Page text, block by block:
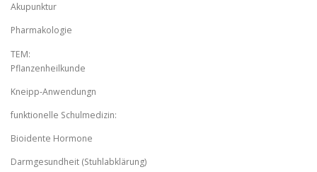
Akupunktur
Pharmakologie
TEM:
Pflanzenheilkunde
Kneipp-Anwendungn
funktionelle Schulmedizin:
Bioidente Hormone
Darmgesundheit (Stuhlabklärung)